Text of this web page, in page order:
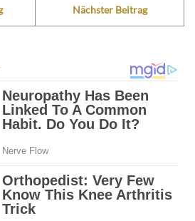
Nächster Beitrag